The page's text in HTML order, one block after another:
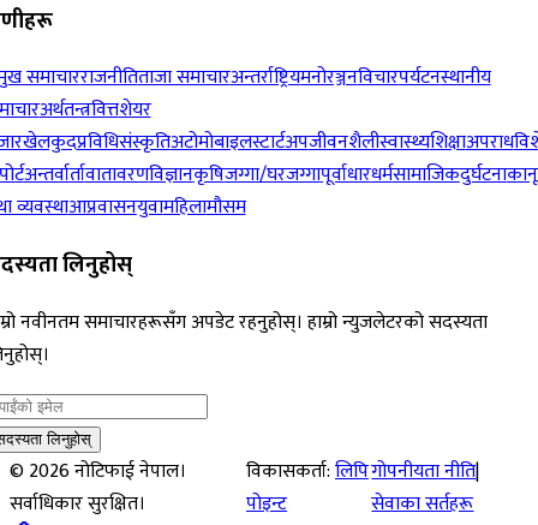
समाचारराजनीतिताजा समाचारअन्तर्राष्ट्रियमनोरञ्जनविचारपर्यटनस्थानीय
अर्थतन्त्रवित्तशेयर
खेलकुदप्रविधिसंस्कृतिअटोमोबाइलस्टार्टअपजीवनशैलीस्वास्थ्यशिक्षाअपराध
अन्तर्वार्तावातावरणविज्ञानकृषिजग्गा/घरजग्गापूर्वाधारधर्मसामाजिकदुर्घटना
व्यवस्थाआप्रवासनयुवामहिलामौसम
लिनुहोस्
नवीनतम समाचारहरूसँग अपडेट रहनुहोस्। हाम्रो न्युजलेटरको सदस्यता
लिनुहोस्
©2026नोटिफाई नेपाल।
सर्वाधिकार सुरक्षित।
विकासकर्ता:लिपि
पोइन्ट
गोपनीयता नीति|
सेवाका सर्तहरू